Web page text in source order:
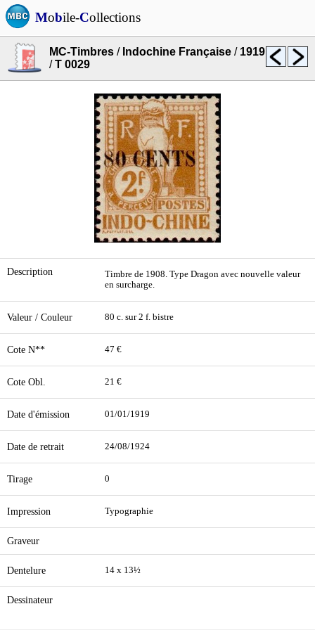
Mobile-Collections
MC-Timbres / Indochine Française / 1919
/T 0029
Description
Timbre de 1908. Type Dragon avec nouvelle valeur
en surcharge.
Valeur / Couleur 80 c. sur 2 f. bistre
Cote N** 47 €
Cote Obl. 21 €
Date d'émission 01/01/1919
Date de retrait 24/08/1924
Tirage 0
Impression Typographie
Graveur
Dentelure 14 x 13½
Dessinateur